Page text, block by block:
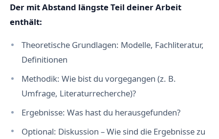
Der mit Abstand längste Teil deiner Arbeit
enthält:
Theoretische Grundlagen: Modelle, Fachliteratur,
Definitionen
Methodik: Wie bist du vorgegangen (z. B.
Umfrage, Literaturrecherche)?
Ergebnisse: Was hast du herausgefunden?
Optional: Diskussion – Wie sind die Ergebnisse zu